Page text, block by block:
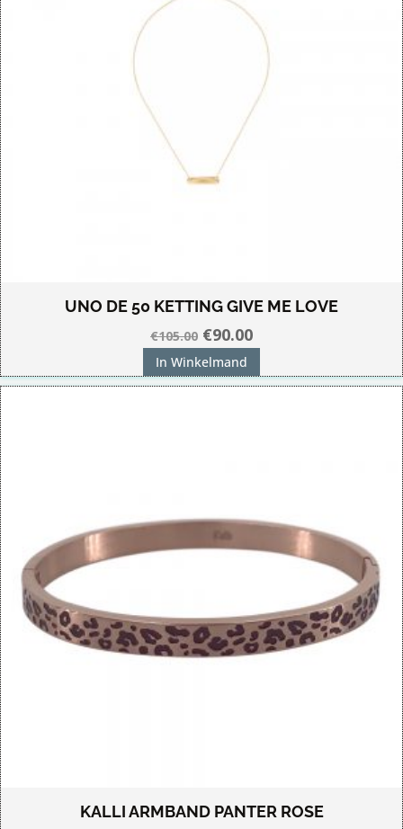
UNO DE 50 KETTING GIVE ME LOVE
€105.00 Oorspronkelijke
prijs
was:
€90.00Huidige
is:
In Winkelmand
KALLI ARMBAND PANTER ROSE